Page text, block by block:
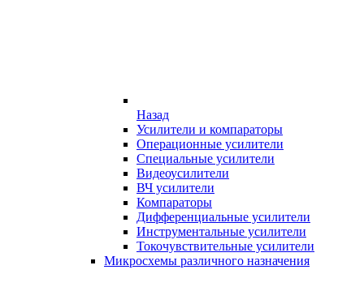
Назад
Усилители и компараторы
Операционные усилители
Специальные усилители
Видеоусилители
ВЧ усилители
Компараторы
Дифференциальные усилители
Инструментальные усилители
Токочувствительные усилители
Микросхемы различного назначения